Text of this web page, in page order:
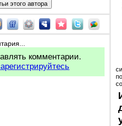
комментарии.